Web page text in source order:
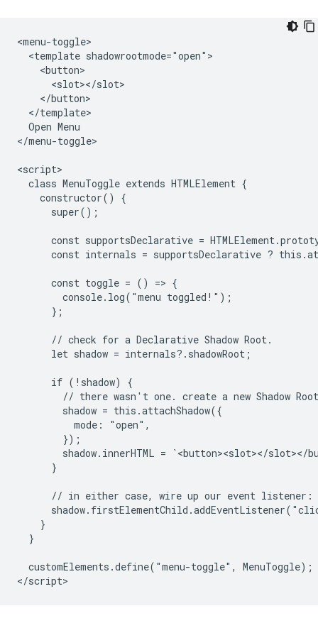
<menu-toggle>
  <template shadowrootmode="open">
    <button>
      <slot></slot>
    </button>
  </template>
  Open Menu
</menu-toggle>
<script>
  class MenuToggle extends HTMLElement {
    constructor() {
      super();
const supportsDeclarative =
const internals = supportsDeclarative ?
      const toggle = () => {
        console.log("menu toggled!");
      };
      // check for a Declarative Shadow Root.
      let shadow = internals?.shadowRoot;
      if (!shadow) {
// there wasn't one. create a new Shadow
        shadow = this.attachShadow({
          mode: "open",
        });
shadow.innerHTML = `<button><slot></slot></
      }
      // in either case, wire up our event listener:
    }
  }
  customElements.define("menu-toggle", MenuToggle);